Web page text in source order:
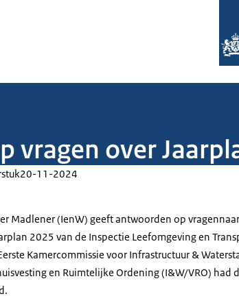
vragen over
20-11-2024
Madlener (IenW) geeft antwoorden op
2025 van de Inspectie Leefomgeving en
Kamercommissie voor Infrastructuur &
en Ruimtelijke Ordening (I&W/VRO) had